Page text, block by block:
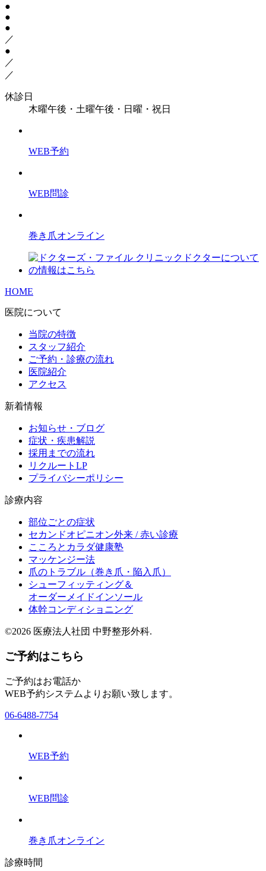
●
●
●
／
●
／
／
休診日
木曜午後・土曜午後・日曜・祝日
WEB予約
WEB問診
巻き爪オンライン
HOME
医院について
当院の特徴
スタッフ紹介
ご予約・診療の流れ
医院紹介
アクセス
新着情報
お知らせ・ブログ
症状・疾患解説
採用までの流れ
リクルートLP
プライバシーポリシー
診療内容
部位ごとの症状
セカンドオピニオン外来 / 赤い診療
こころとカラダ健康塾
マッケンジー法
爪のトラブル（巻き爪・陥入爪）
シューフィッティング＆
オーダーメイドインソール
体幹コンディショニング
©2026 医療法人社団 中野整形外科.
ご予約はこちら
ご予約はお電話か
WEB予約システムよりお願い致します。
06-6488-7754
WEB予約
WEB問診
巻き爪オンライン
診療時間